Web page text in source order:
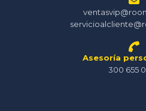
Asesoría
300 655